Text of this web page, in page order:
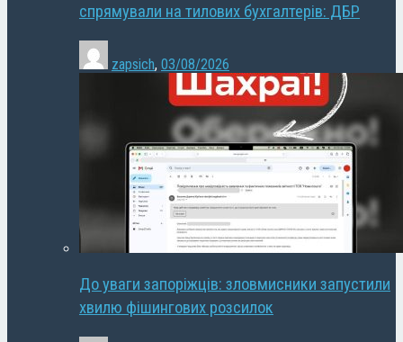
спрямували на тилових бухгалтерів: ДБР
zapsich, 03/08/2026
До уваги запоріжців: зловмисники запустили
хвилю фішингових розсилок